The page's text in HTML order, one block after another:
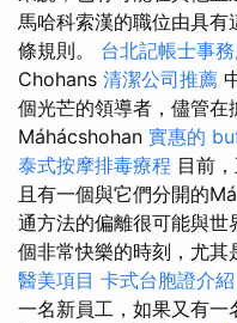
馬哈科索漢的職位由具
條規則。 台北記帳士事
Chohans 清潔公司推薦
個光芒的領導者，儘管
Máhácshohan 實惠的
泰式按摩排毒療程 目前
且有一個與它們分開的
通方法的偏離很可能與
個非常快樂的時刻，尤其
醫美項目 卡式台胞證介紹
一名新員工，如果又有一